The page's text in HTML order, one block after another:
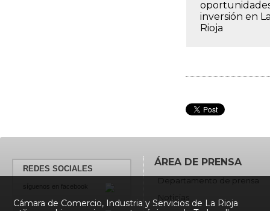
Cámara de Comercio, Industria y Servicios de La Rioja
REDES SOCIALES
síguenos en facebook
ÁREA DE PRENSA
Departamento de prensa
Noticias